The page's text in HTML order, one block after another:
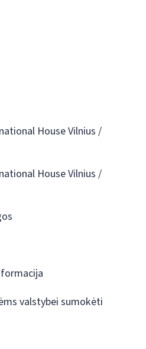
House Vilnius /
House Vilnius /
valstybei sumokėti